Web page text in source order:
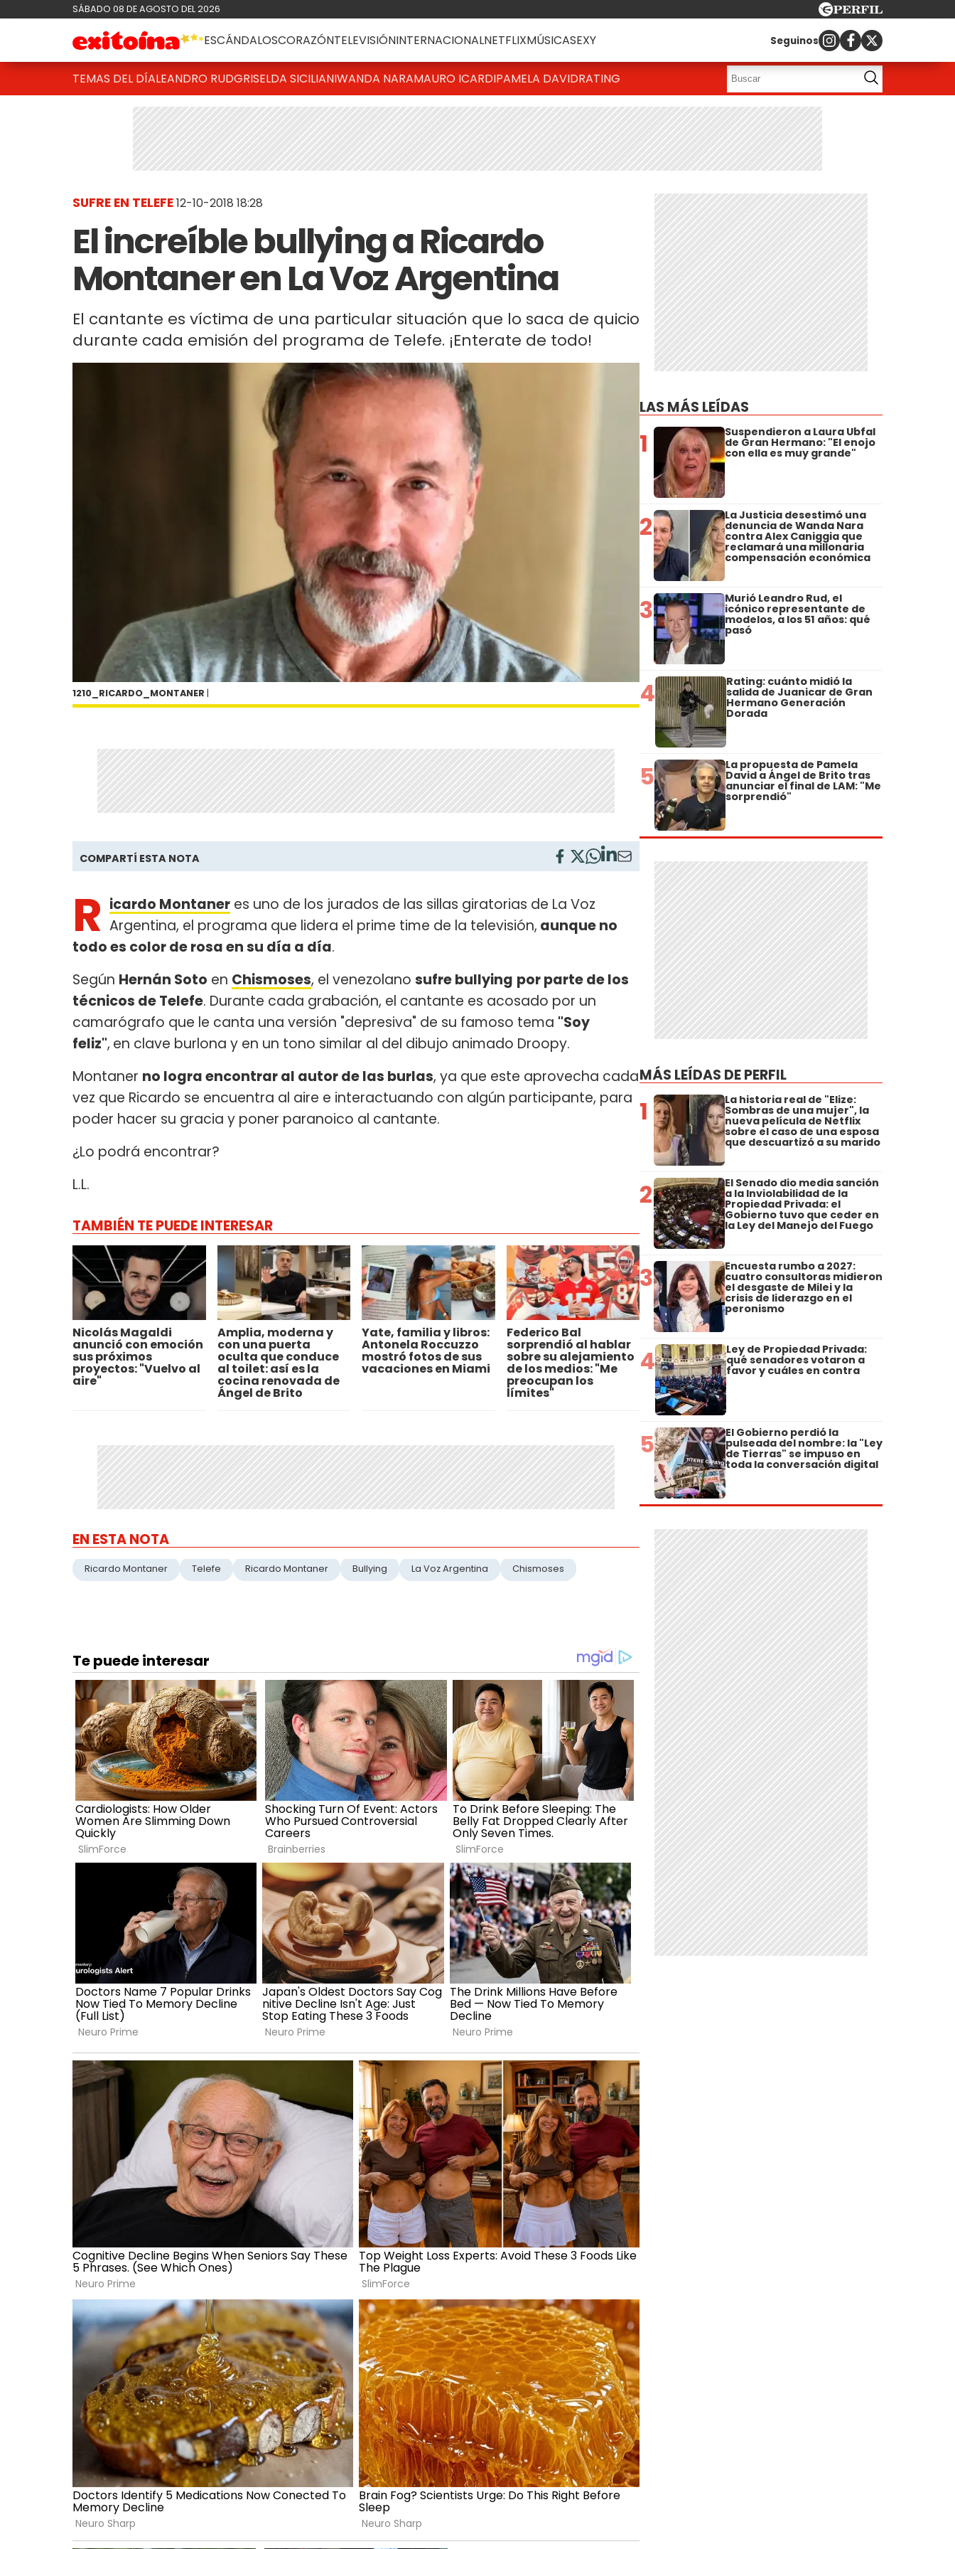
SÁBADO 08 DE AGOSTO DEL 2026
ESCÁNDALOSCORAZÓNTELEVISIÓNINTERNACIONALNETFLIXMÚSICASEXY Seguinos
TEMAS DEL DÍALEANDRO RUDGRISELDA SICILIANIWANDA NARAMAURO ICARDIPAMELA DAVIDRATING
SUFRE EN TELEFE12-10-2018 18:28
El increíble bullying a Ricardo
Montaner en La Voz Argentina
El cantante es víctima de una particular situación que lo saca de quicio
durante cada emisión del programa de Telefe. ¡Enterate de todo!
1210_RICARDO_MONTANER |
COMPARTÍ ESTA NOTA
R icardo Montaner es uno de los jurados de las sillas giratorias de La Voz
Argentina, el programa que lidera el prime time de la televisión, aunque no
todo es color de rosa en su día a día.
Según Hernán Soto en Chismoses, el venezolano sufre bullying por parte de los
técnicos de Telefe. Durante cada grabación, el cantante es acosado por un
camarógrafo que le canta una versión "depresiva" de su famoso tema "Soy
feliz", en clave burlona y en un tono similar al del dibujo animado Droopy.
Montaner no logra encontrar al autor de las burlas, ya que este aprovecha cada
vez que Ricardo se encuentra al aire e interactuando con algún participante, para
poder hacer su gracia y poner paranoico al cantante.
¿Lo podrá encontrar?
L.L.
TAMBIÉN TE PUEDE INTERESAR
Nicolás Magaldi
anunció con emoción
sus próximos
proyectos: "Vuelvo al
aire"
Amplia, moderna y
con una puerta
oculta que conduce
al toilet: así es la
cocina renovada de
Ángel de Brito
Yate, familia y libros:
Antonela Roccuzzo
mostró fotos de sus
vacaciones en Miami
Federico Bal
sorprendió al hablar
sobre su alejamiento
de los medios: "Me
preocupan los
límites"
EN ESTA NOTA
Ricardo Montaner Telefe Ricardo Montaner Bullying La Voz Argentina Chismoses
LAS MÁS LEÍDAS
1 Suspendieron a Laura Ubfal
de Gran Hermano: "El enojo
con ella es muy grande"
2 La Justicia desestimó una
denuncia de Wanda Nara
contra Alex Caniggia que
reclamará una millonaria
compensación económica
3 Murió Leandro Rud, el
icónico representante de
modelos, a los 51 años: qué
pasó
4 Rating: cuánto midió la
salida de Juanicar de Gran
Hermano Generación
Dorada
5 La propuesta de Pamela
David a Ángel de Brito tras
anunciar el final de LAM: "Me
sorprendió"
MÁS LEÍDAS DE PERFIL
1 La historia real de "Elize:
Sombras de una mujer", la
nueva película de Netflix
sobre el caso de una esposa
que descuartizó a su marido
2 El Senado dio media sanción
a la Inviolabilidad de la
Propiedad Privada: el
Gobierno tuvo que ceder en
la Ley del Manejo del Fuego
3 Encuesta rumbo a 2027:
cuatro consultoras midieron
el desgaste de Milei y la
crisis de liderazgo en el
peronismo
4 Ley de Propiedad Privada:
qué senadores votaron a
favor y cuáles en contra
5 El Gobierno perdió la
pulseada del nombre: la "Ley
de Tierras" se impuso en
toda la conversación digital